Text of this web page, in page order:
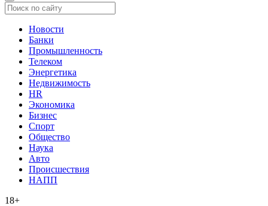
Новости
Банки
Промышленность
Телеком
Энергетика
Недвижимость
HR
Экономика
Бизнес
Спорт
Общество
Наука
Авто
Происшествия
НАПП
18+